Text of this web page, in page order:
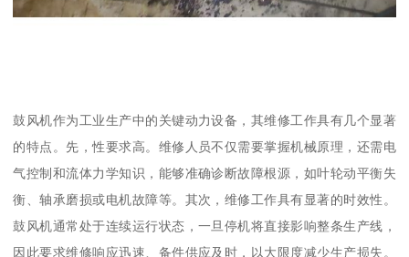
鼓风机作为工业生产中的关键动力设备，其维修工作具有几个显著
的特点。先，性要求高。维修人员不仅需要掌握机械原理，还需电
气控制和流体力学知识，能够准确诊断故障根源，如叶轮动平衡失
衡、轴承磨损或电机故障等。其次，维修工作具有显著的时效性。
鼓风机通常处于连续运行状态，一旦停机将直接影响整条生产线，
因此要求维修响应迅速、备件供应及时，以大限度减少生产损失。